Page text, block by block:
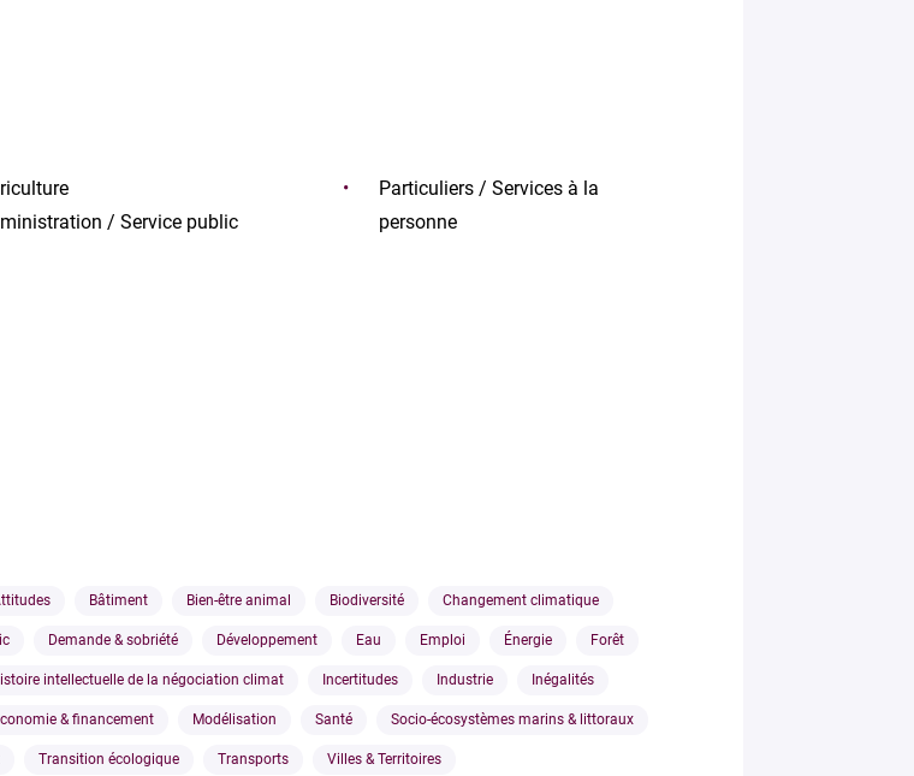
/ Service public
Particuliers / Services à la
personne
Bâtiment Bien-être animal Biodiversité Changement climatique
Demande & sobriété Développement Eau Emploi Énergie Forêt
intellectuelle de la négociation climat Incertitudes Industrie Inégalités
& financement Modélisation Santé Socio-écosystèmes marins & littoraux
Transition écologique Transports Villes & Territoires